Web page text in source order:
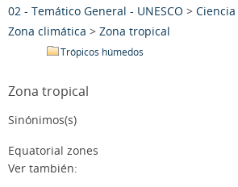
02 - Temático General - UNESCO > Ciencia
Zona climática > Zona tropical
Trópicos húmedos
Zona tropical
Sinónimos(s)
Equatorial zones
Ver también: